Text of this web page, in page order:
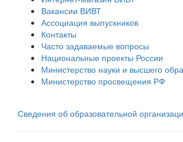
Вакансии ВИВТ
Ассоциация выпускников
Контакты
Часто задаваемые вопросы
Национальные проекты России
Министерство науки и высшего
Министерство просвещения РФ
Сведения об образовательной